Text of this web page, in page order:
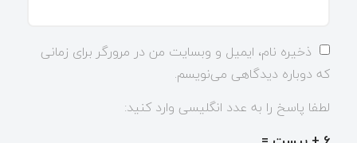
ذخیره نام، ایمیل و وبسایت من در مرورگر برای زمانی
که دوباره دیدگاهی می‌نویسم.
لطفا پاسخ را به عدد انگلیسی وارد کنید: